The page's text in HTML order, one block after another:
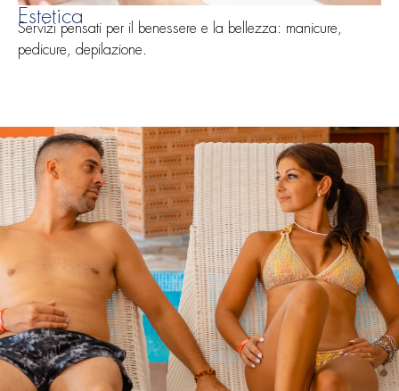
Estetica
Servizi pensati per il benessere e la bellezza: manicure,
pedicure, depilazione.